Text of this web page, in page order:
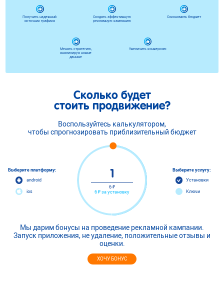
Получить надежный
источник трафика
Создать эффективную
рекламную кампанию
Сэкономить бюджет
Менять стратегию,
анализируя новые
данные
Увеличить конверсию
Сколько будет
стоить продвижение?
Воспользуйтесь калькулятором,
чтобы спрогнозировать приблизительный бюджет
Выберите платформу:
android
ios
6 ₽
6 ₽ за установку
Выберите услугу:
Установки
Ключи
Мы дарим бонусы на проведение рекламной кампании.
Запуск приложения, не удаление, положительные отзывы и
оценки.
ХОЧУ БОНУС